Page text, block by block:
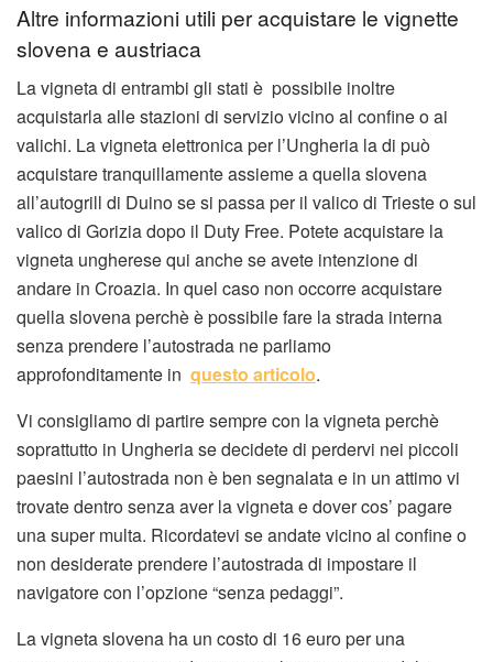
Altre informazioni utili per acquistare le vignette
slovena e austriaca
La vigneta di entrambi gli stati è possibile inoltre
acquistarla alle stazioni di servizio vicino al confine o ai
valichi. La vigneta elettronica per l’Ungheria la di può
acquistare tranquillamente assieme a quella slovena
all’autogrill di Duino se si passa per il valico di Trieste o sul
valico di Gorizia dopo il Duty Free. Potete acquistare la
vigneta ungherese qui anche se avete intenzione di
andare in Croazia. In quel caso non occorre acquistare
quella slovena perchè è possibile fare la strada interna
senza prendere l’autostrada ne parliamo
approfonditamente in questo articolo.
Vi consigliamo di partire sempre con la vigneta perchè
soprattutto in Ungheria se decidete di perdervi nei piccoli
paesini l’autostrada non è ben segnalata e in un attimo vi
trovate dentro senza aver la vigneta e dover cos’ pagare
una super multa. Ricordatevi se andate vicino al confine o
non desiderate prendere l’autostrada di impostare il
navigatore con l’opzione “senza pedaggi”.
La vigneta slovena ha un costo di 16 euro per una